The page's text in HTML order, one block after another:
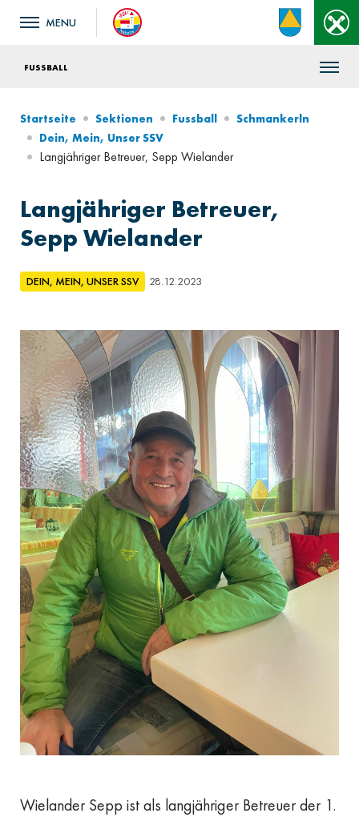
FUSSBALL
Startseite Sektionen Fussball
Schmankerln
Dein, Mein, Unser SSV
Langjähriger Betreuer, Sepp Wielander
Langjähriger Betreuer,
Sepp Wielander
DEIN, MEIN, UNSER SSV 28.12.2023
Wielander Sepp ist als langjähriger Betreuer der 1.